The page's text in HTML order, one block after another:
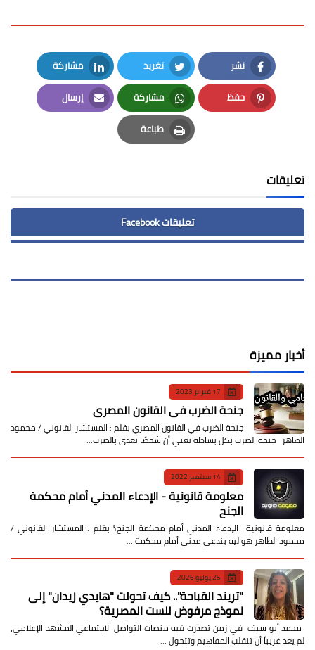
نشر
Facebook
تغريد
Twitter
مشاركة
LinkedIn
حفظ
Pinterest
مشاركة
Whatsapp
إرسال
Email
طباعة
Print
تعليقات
تعليقات Facebook
أخبار مميزة
17 فبراير 2023
جنحة الضرب في القانون المصري
جنحة الضرب في القانون المصري بقلم : المستشار القانوني / محمود
الطاهر جنحة الضرب بكل بساطة تعني أن شخصًا تعدى بالضرب…
14 سبتمبر 2022
معلومة قانونية - الإدعاء المدني أمام محكمة
الجنح
معلومة قانونية الإدعاء المدني أمام محكمة الجنح؟ بقلم : المستشار القانوني /
محمود الطاهر هو ليه بندعي مدني أمام محكمة …
25 يوليو 2026
​"تريند القباحة".. كيف تحولت "هايدي زيدان" إلى
نموذج مرفوض للست المصرية؟
​ محمد أبو سيف ​في زمن تصدّرت فيه منصات التواصل الاجتماعي المشهد الإعلامي،
لم يعد غريباً أن تنقلب المفاهيم وتتحول …